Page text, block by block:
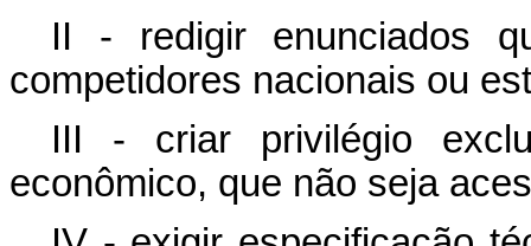
II - redigir enunciados
competidores nacionais ou
III - criar privilégio
econômico, que não seja